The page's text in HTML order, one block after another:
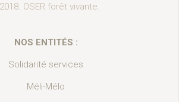
OSER forêt vivante.
NOS ENTITÉS :
Solidarité services
Méli-Mélo